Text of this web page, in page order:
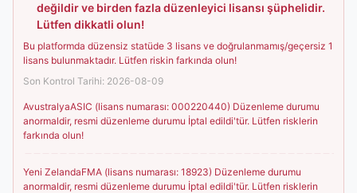
değildir ve birden fazla düzenleyici lisansı şüphelidir.
Lütfen dikkatli olun!
Bu platformda düzensiz statüde 3 lisans ve doğrulanmamış/geçersiz 1
lisans bulunmaktadır. Lütfen riskin farkında olun!
Son Kontrol Tarihi: 2026-08-09
AvustralyaASIC (lisans numarası: 000220440) Düzenleme durumu
anormaldir, resmi düzenleme durumu İptal edildi'tür. Lütfen risklerin
farkında olun!
Yeni ZelandaFMA (lisans numarası: 18923) Düzenleme durumu
anormaldir, resmi düzenleme durumu İptal edildi'tür. Lütfen risklerin